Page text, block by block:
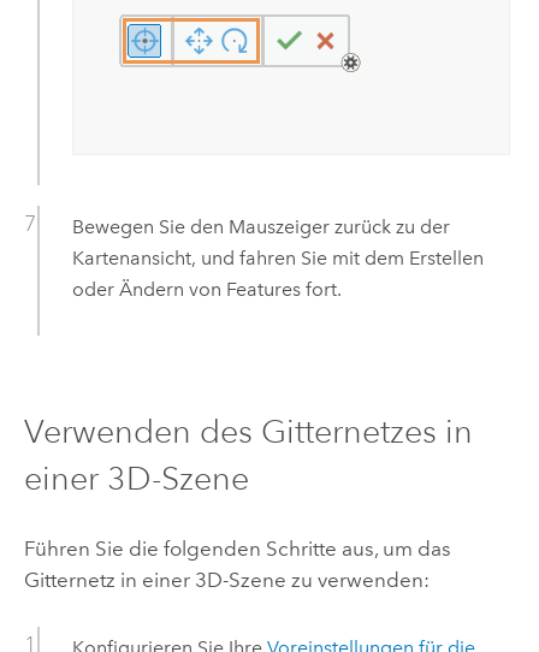
Bewegen Sie den Mauszeiger zurück zu der
Kartenansicht, und fahren Sie mit dem Erstellen
oder Ändern von Features fort.
Verwenden des Gitternetzes in
einer 3D-Szene
Führen Sie die folgenden Schritte aus, um das
Gitternetz in einer 3D-Szene zu verwenden: